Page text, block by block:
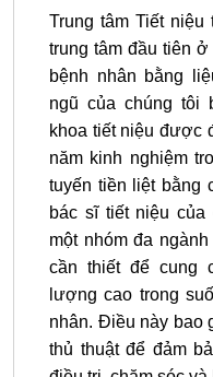
Trung tâm Tiết niệu
trung tâm đầu tiên
bệnh nhân bằng
ngũ của chúng tôi
khoa tiết niệu được
năm kinh nghiệm
tuyến tiền liệt bằng
bác sĩ tiết niệu
một nhóm đa
cần thiết để cung
lượng cao trong
nhân. Điều này bao
thủ thuật để đảm